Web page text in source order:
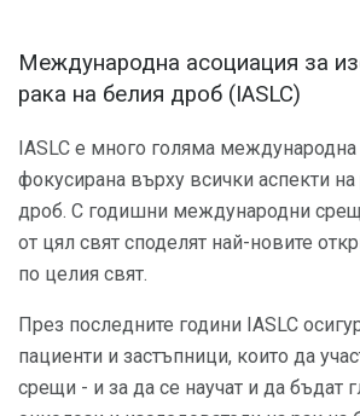
Международна асоциация за
рака на белия дроб (IASLC)
IASLC е много голяма международна
фокусирана върху всички аспекти на
дроб. С годишни международни
от цял ​​свят споделят най-новите
по целия свят.
През последните години IASLC
пациенти и застъпници, които да
срещи - и за да се научат и да бъдат